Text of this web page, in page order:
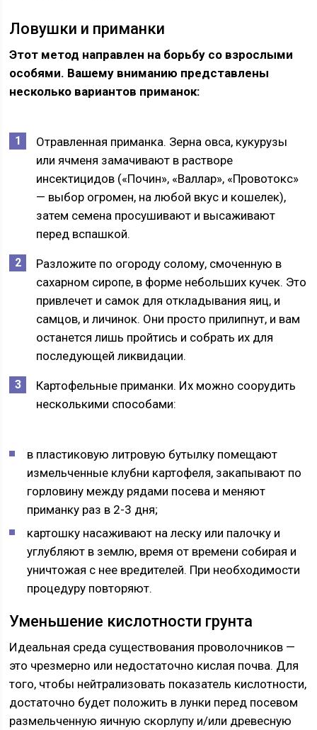
Ловушки и приманки
Этот метод направлен на борьбу со взрослыми
особями. Вашему вниманию представлены
несколько вариантов приманок:
Отравленная приманка. Зерна овса, кукурузы
или ячменя замачивают в растворе
инсектицидов («Почин», «Валлар», «Провотокс»
— выбор огромен, на любой вкус и кошелек),
затем семена просушивают и высаживают
перед вспашкой.
Разложите по огороду солому, смоченную в
сахарном сиропе, в форме небольших кучек. Это
привлечет и самок для откладывания яиц, и
самцов, и личинок. Они просто прилипнут, и вам
останется лишь пройтись и собрать их для
последующей ликвидации.
Картофельные приманки. Их можно соорудить
несколькими способами:
в пластиковую литровую бутылку помещают
измельченные клубни картофеля, закапывают по
горловину между рядами посева и меняют
приманку раз в 2-3 дня;
картошку насаживают на леску или палочку и
углубляют в землю, время от времени собирая и
уничтожая с нее вредителей. При необходимости
процедуру повторяют.
Уменьшение кислотности грунта
Идеальная среда существования проволочников —
это чрезмерно или недостаточно кислая почва. Для
того, чтобы нейтрализовать показатель кислотности,
достаточно будет положить в лунки перед посевом
размельченную яичную скорлупу и/или древесную